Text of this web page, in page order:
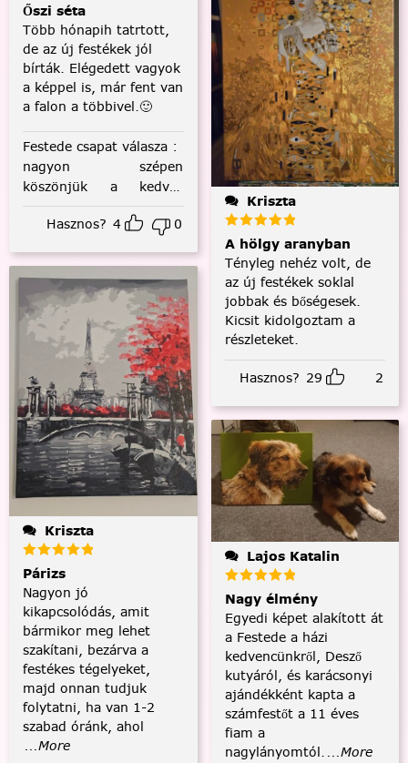
Őszi séta
Több hónapih tatrtott,
de az új festékek jól
bírták. Elégedett vagyok
a képpel is, már fent van
a falon a többivel.🙂
Festede csapat válasza :
nagyon szépen
köszönjük a kedves
visszajelzést! :)
Hasznos? 4 0
Kriszta
Párizs
Nagyon jó
kikapcsolódás, amit
bármikor meg lehet
szakítani, bezárva a
festékes tégelyeket,
majd onnan tudjuk
folytatni, ha van 1-2
szabad óránk, ahol
...More
Kriszta
A hölgy aranyban
Tényleg nehéz volt, de
az új festékek soklal
jobbak és bőségesek.
Kicsit kidolgoztam a
részleteket.
Hasznos? 29 2
Lajos Katalin
Nagy élmény
Egyedi képet alakított át
a Festede a házi
kedvencünkről, Desző
kutyáról, és karácsonyi
ajándékként kapta a
számfestőt a 11 éves
fiam a
nagylányomtól. ...More